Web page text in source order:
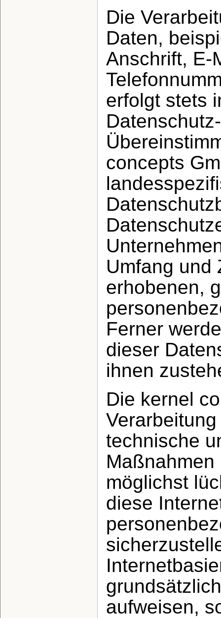
Die
Daten,
Anschrift, E-
erfolgt stets
concepts
Umfang und
erhobenen,
Ferner
dieser
ihnen
Die kernel
technische
möglichst
diese
aufweisen,